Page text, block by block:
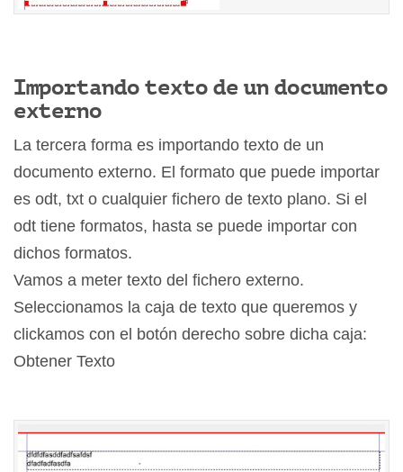
Importando texto de un documento
externo
La tercera forma es importando texto de un
documento externo. El formato que puede importar
es odt, txt o cualquier fichero de texto plano. Si el
odt tiene formatos, hasta se puede importar con
dichos formatos.
Vamos a meter texto del fichero externo.
Seleccionamos la caja de texto que queremos y
clickamos con el botón derecho sobre dicha caja:
Obtener Texto